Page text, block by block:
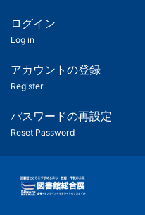
ツ
匿
名
ユ
ー
ー
用
ログイン
Log in
アカウントの登録
Register
パスワードの再設定
Reset Password